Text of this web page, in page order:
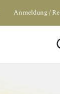
Anmeldung /